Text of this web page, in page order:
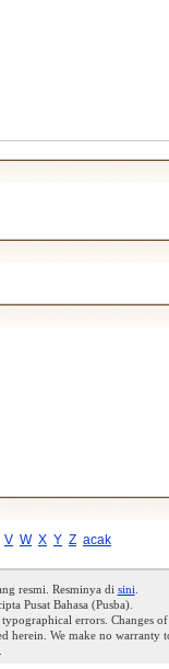
V W X Y Z acak
resmi. Resminya di sini
Pusat Bahasa (Pusba).
errors. Changes of
herein. We make no warranty